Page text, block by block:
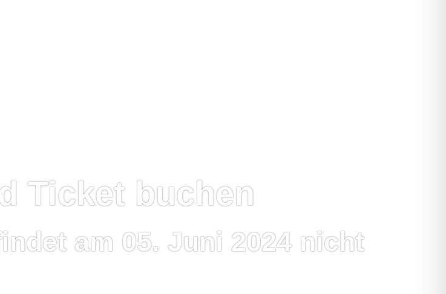
Ticket buchen
am 05. Juni 2024 nicht